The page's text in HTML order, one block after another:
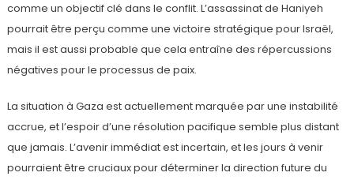
comme un objectif clé dans le conflit. L’assassinat de Haniyeh
pourrait être perçu comme une victoire stratégique pour Israël,
mais il est aussi probable que cela entraîne des répercussions
négatives pour le processus de paix.
La situation à Gaza est actuellement marquée par une instabilité
accrue, et l’espoir d’une résolution pacifique semble plus distant
que jamais. L’avenir immédiat est incertain, et les jours à venir
pourraient être cruciaux pour déterminer la direction future du